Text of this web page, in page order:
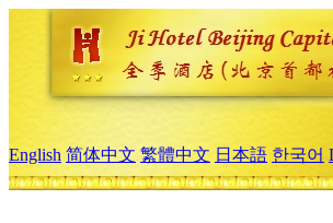
English 简体中文 繁體中文 日本語 한국어